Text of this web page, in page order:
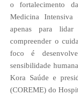
o fortalecimento
Medicina
apenas para
compreender o
foco é
sensibilidade
Kora Saúde e
(COREME) do